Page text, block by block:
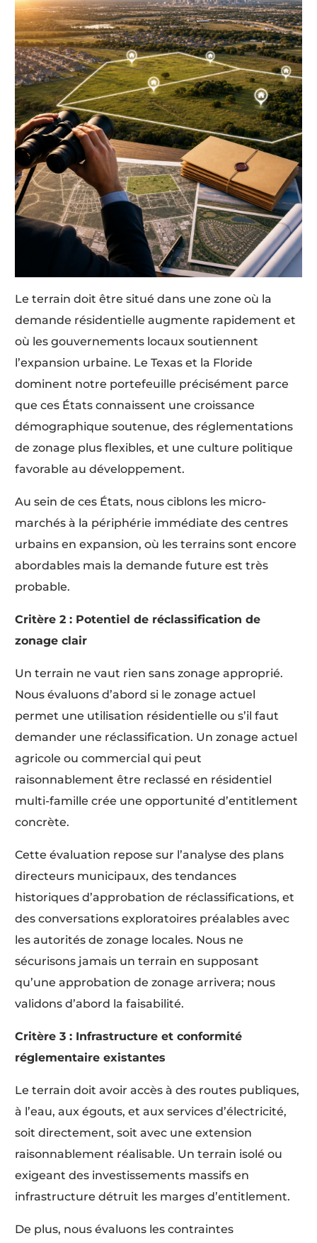
Le terrain doit être situé dans une zone où la
demande résidentielle augmente rapidement et
où les gouvernements locaux soutiennent
l’expansion urbaine. Le Texas et la Floride
dominent notre portefeuille précisément parce
que ces États connaissent une croissance
démographique soutenue, des réglementations
de zonage plus flexibles, et une culture politique
favorable au développement.
Au sein de ces États, nous ciblons les micro-
marchés à la périphérie immédiate des centres
urbains en expansion, où les terrains sont encore
abordables mais la demande future est très
probable.
Critère 2 : Potentiel de réclassification de
zonage clair
Un terrain ne vaut rien sans zonage approprié.
Nous évaluons d’abord si le zonage actuel
permet une utilisation résidentielle ou s’il faut
demander une réclassification. Un zonage actuel
agricole ou commercial qui peut
raisonnablement être reclassé en résidentiel
multi-famille crée une opportunité d’entitlement
concrète.
Cette évaluation repose sur l’analyse des plans
directeurs municipaux, des tendances
historiques d’approbation de réclassifications, et
des conversations exploratoires préalables avec
les autorités de zonage locales. Nous ne
sécurisons jamais un terrain en supposant
qu’une approbation de zonage arrivera; nous
validons d’abord la faisabilité.
Critère 3 : Infrastructure et conformité
réglementaire existantes
Le terrain doit avoir accès à des routes publiques,
à l’eau, aux égouts, et aux services d’électricité,
soit directement, soit avec une extension
raisonnablement réalisable. Un terrain isolé ou
exigeant des investissements massifs en
infrastructure détruit les marges d’entitlement.
De plus, nous évaluons les contraintes